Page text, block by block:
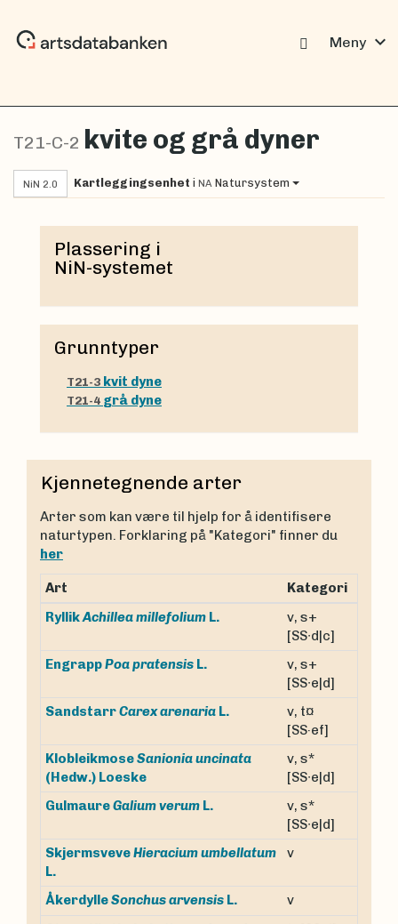
Meny expand_more
T21-C-2 kvite og grå dyner
NiN 2.0 Kartleggingsenhet i NA Natursystem
Plassering i
NiN-systemet
Grunntyper
T21-3 kvit dyne
T21-4 grå dyne
Kjennetegnende arter
Arter som kan være til hjelp for å identifisere
naturtypen. Forklaring på "Kategori" finner du
her
Art
Kategori
RyllikAchillea millefolium L.
v, s+
[SS∙d|c]
EngrappPoa pratensis L.
v, s+
[SS∙e|d]
SandstarrCarex arenaria L.
v, t¤
[SS·ef]
KlobleikmoseSanionia uncinata
(Hedw.) Loeske
v, s*
[SS∙e|d]
GulmaureGalium verum L.
v, s*
[SS∙e|d]
SkjermsveveHieracium umbellatum
L.
v
ÅkerdylleSonchus arvensis L.
v